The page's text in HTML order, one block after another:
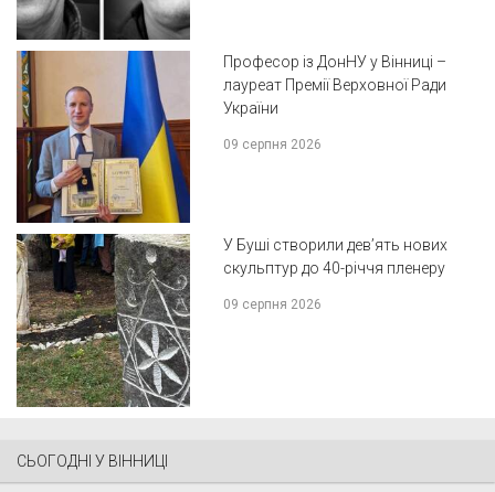
Професор із ДонНУ у Вінниці –
лауреат Премії Верховної Ради
України
09 серпня 2026
У Буші створили дев’ять нових
скульптур до 40-річчя пленеру
09 серпня 2026
СЬОГОДНІ У ВІННИЦІ